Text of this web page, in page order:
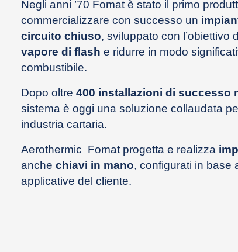
Negli anni ’70 Fomat è stato il primo
commercializzare con successo un
circuito chiuso, sviluppato con l’obiettivo
vapore di flash e ridurre in modo
combustibile.
Dopo oltre400 installazioni di successo
sistema è oggi una soluzione collaudata
industria cartaria.
Aerothermic Fomat progetta e realizza
anchechiavi in mano, configurati in base
applicative del cliente.